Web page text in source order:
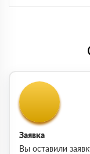
Заявка
Вы оставили